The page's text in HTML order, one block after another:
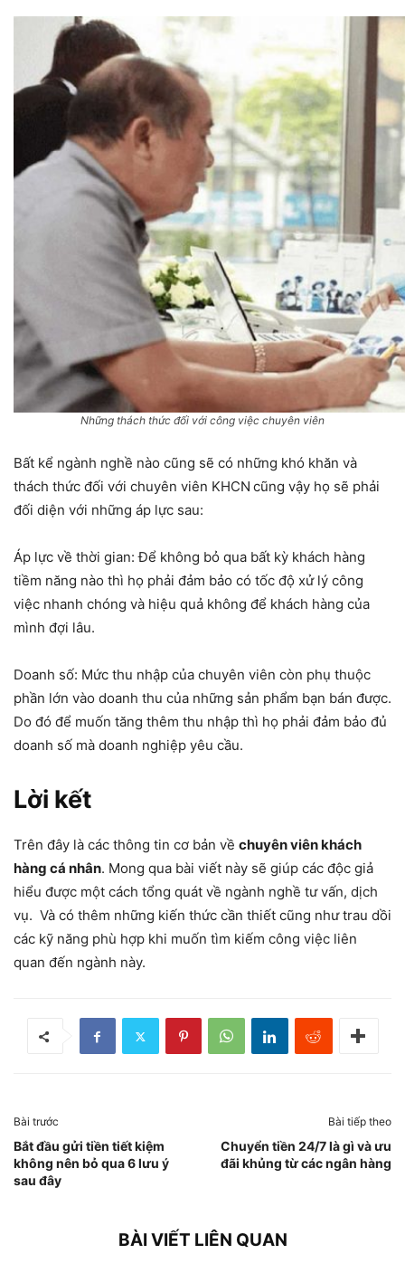
Những thách thức đối với công việc chuyên viên
Bất kể ngành nghề nào cũng sẽ có những khó khăn và
thách thức đối với chuyên viên KHCN cũng vậy họ sẽ phải
đối diện với những áp lực sau:
Áp lực về thời gian: Để không bỏ qua bất kỳ khách hàng
tiềm năng nào thì họ phải đảm bảo có tốc độ xử lý công
việc nhanh chóng và hiệu quả không để khách hàng của
mình đợi lâu.
Doanh số: Mức thu nhập của chuyên viên còn phụ thuộc
phần lớn vào doanh thu của những sản phẩm bạn bán được.
Do đó để muốn tăng thêm thu nhập thì họ phải đảm bảo đủ
doanh số mà doanh nghiệp yêu cầu.
Lời kết
Trên đây là các thông tin cơ bản về chuyên viên khách
hàng cá nhân. Mong qua bài viết này sẽ giúp các độc giả
hiểu được một cách tổng quát về ngành nghề tư vấn, dịch
vụ. Và có thêm những kiến thức cần thiết cũng như trau dồi
các kỹ năng phù hợp khi muốn tìm kiếm công việc liên
quan đến ngành này.
Bài trước
Bắt đầu gửi tiền tiết kiệm
không nên bỏ qua 6 lưu ý
sau đây
Bài tiếp theo
Chuyển tiền 24/7 là gì và ưu
đãi khủng từ các ngân hàng
BÀI VIẾT LIÊN QUAN